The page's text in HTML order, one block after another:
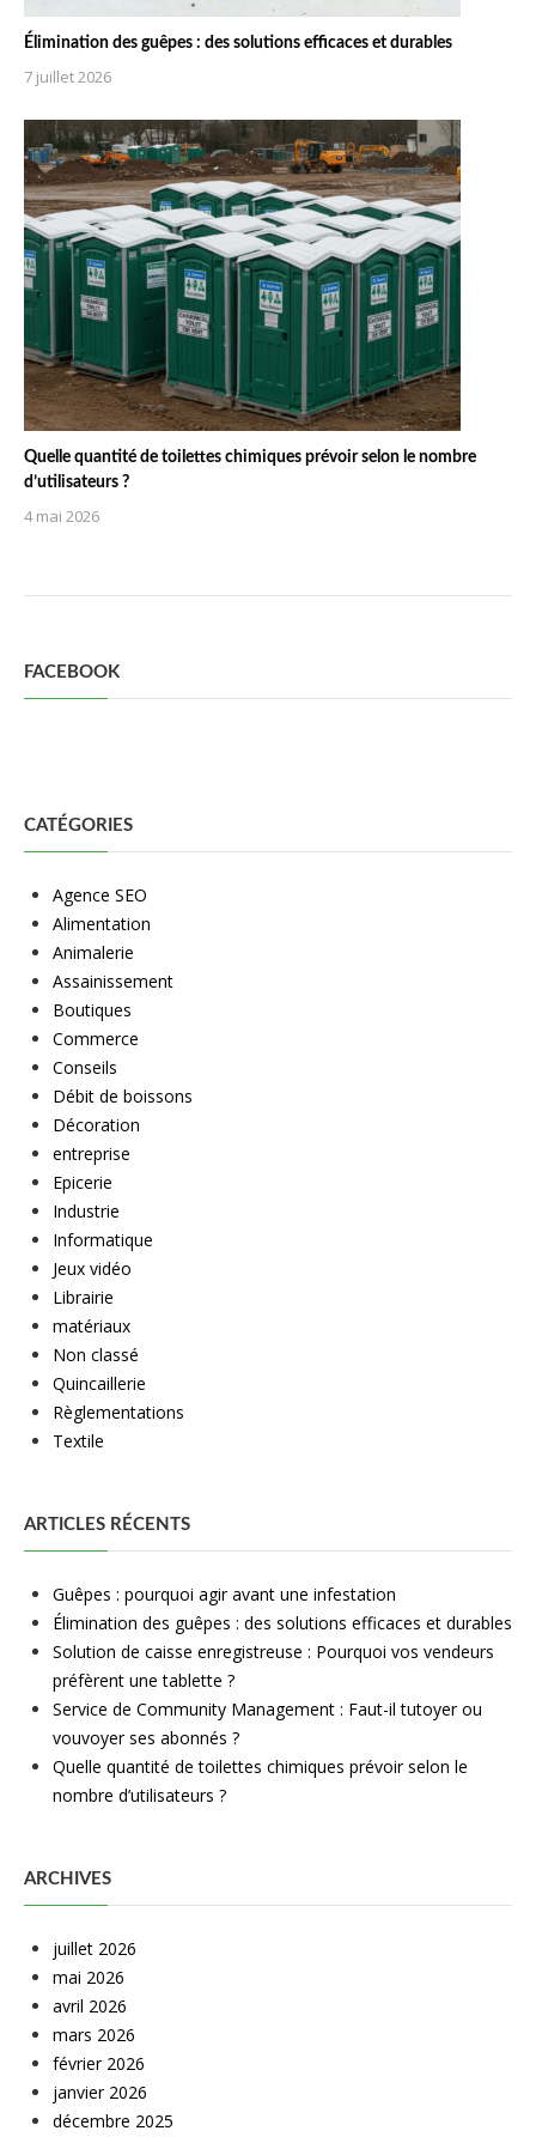
Élimination des guêpes : des solutions efficaces et durables
7 juillet 2026
Quelle quantité de toilettes chimiques prévoir selon le nombre
d’utilisateurs ?
4 mai 2026
FACEBOOK
CATÉGORIES
Agence SEO
Alimentation
Animalerie
Assainissement
Boutiques
Commerce
Conseils
Débit de boissons
Décoration
entreprise
Epicerie
Industrie
Informatique
Jeux vidéo
Librairie
matériaux
Non classé
Quincaillerie
Règlementations
Textile
ARTICLES RÉCENTS
Guêpes : pourquoi agir avant une infestation
Élimination des guêpes : des solutions efficaces et durables
Solution de caisse enregistreuse : Pourquoi vos vendeurs
préfèrent une tablette ?
Service de Community Management : Faut-il tutoyer ou
vouvoyer ses abonnés ?
Quelle quantité de toilettes chimiques prévoir selon le
nombre d’utilisateurs ?
ARCHIVES
juillet 2026
mai 2026
avril 2026
mars 2026
février 2026
janvier 2026
décembre 2025